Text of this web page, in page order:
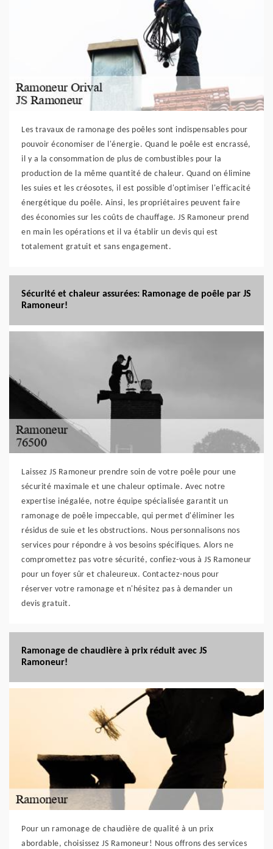
Les travaux de ramonage des poêles sont indispensables pour
pouvoir économiser de l'énergie. Quand le poêle est encrassé,
il y a la consommation de plus de combustibles pour la
production de la même quantité de chaleur. Quand on élimine
les suies et les créosotes, il est possible d'optimiser l'efficacité
énergétique du poêle. Ainsi, les propriétaires peuvent faire
des économies sur les coûts de chauffage. JS Ramoneur prend
en main les opérations et il va établir un devis qui est
totalement gratuit et sans engagement.
Sécurité et chaleur assurées: Ramonage de poêle par JS
Ramoneur!
Laissez JS Ramoneur prendre soin de votre poêle pour une
sécurité maximale et une chaleur optimale. Avec notre
expertise inégalée, notre équipe spécialisée garantit un
ramonage de poêle impeccable, qui permet d'éliminer les
résidus de suie et les obstructions. Nous personnalisons nos
services pour répondre à vos besoins spécifiques. Alors ne
compromettez pas votre sécurité, confiez-vous à JS Ramoneur
pour un foyer sûr et chaleureux. Contactez-nous pour
réserver votre ramonage et n'hésitez pas à demander un
devis gratuit.
Ramonage de chaudière à prix réduit avec JS
Ramoneur!
Pour un ramonage de chaudière de qualité à un prix
abordable, choisissez JS Ramoneur! Nous offrons des services